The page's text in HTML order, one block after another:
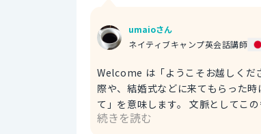
umaioさん
ネイティブキャンプ英会話講師
Welcome は「ようこそお越しくだ
際や、結婚式などに来てもらった
て」を意味します。 文脈としてこ
使って訪問者を温かく迎えること
続きを読む